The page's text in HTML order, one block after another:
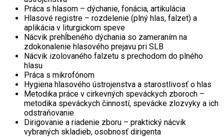
Práca s hlasom – dýchanie, fonácia, artikulácia
Hlasové registre – rozdelenie (plný hlas, falzet) a
aplikácia v liturgickom speve
Nácvik prehĺbeného dýchania so zameraním na
zdokonalenie hlasového prejavu pri SLB
Nácvik izolovaného falzetu s prechodom do plného
hlasu
Práca s mikrofónom
Hygiena hlasového ústrojenstva a starostlivosť o hlas
Metodika práce v cirkevných speváckych zboroch –
metodika speváckych činností, spevácke zlozvyky a ich
odstraňovanie
Dirigovanie a riadenie zboru – praktický nácvik
vybraných skladieb, osobnosť dirigenta